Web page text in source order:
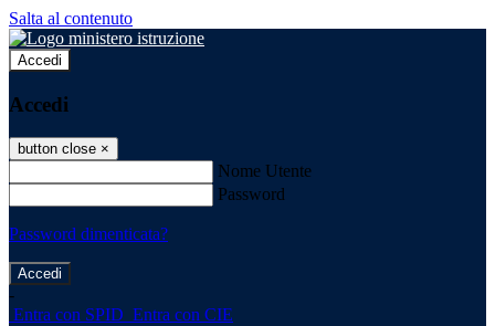
Salta al contenuto
Accedi
Accedi
button close ×
Nome Utente
Password
Password dimenticata?
-
Entra con SPID Entra con CIE